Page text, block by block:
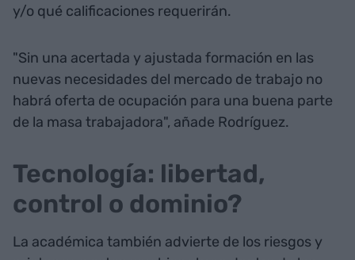
y/o qué calificaciones requerirán.
"Sin una acertada y ajustada formación en las
nuevas necesidades del mercado de trabajo no
habrá oferta de ocupación para una buena parte
de la masa trabajadora", añade Rodríguez.
Tecnología: libertad,
control o dominio?
La académica también advierte de los riesgos y